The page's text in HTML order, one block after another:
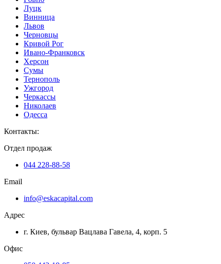
Луцк
Винница
Львов
Черновцы
Кривой Рог
Ивано-Франковск
Херсон
Сумы
Тернополь
Ужгород
Черкассы
Николаев
Одесса
Контакты:
Отдел продаж
044 228-88-58
Email
info@eskacapital.com
Адрес
г. Киев, бульвар Вацлава Гавела, 4, корп. 5
Офис